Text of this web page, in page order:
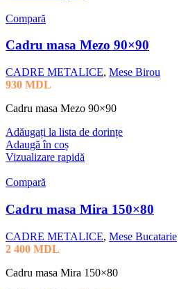
Compară
Cadru masa Mezo 90×90
CADRE METALICE, Mese Birou
930 MDL
Cadru masa Mezo 90×90
Adăugați la lista de dorințe
Adaugă în coș
Vizualizare rapidă
Compară
Cadru masa Mira 150×80
CADRE METALICE, Mese Bucatarie
2 400 MDL
Cadru masa Mira 150×80